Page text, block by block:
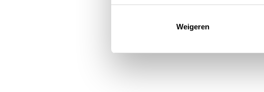
Weigeren